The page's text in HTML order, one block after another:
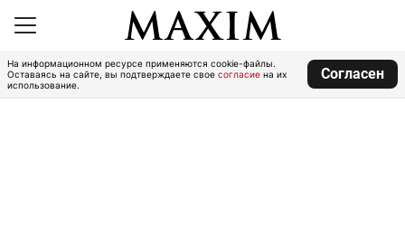
На информационном ресурсе применяются cookie-файлы.
Оставаясь на сайте, вы подтверждаете свое согласие на их
использование.
Согласен